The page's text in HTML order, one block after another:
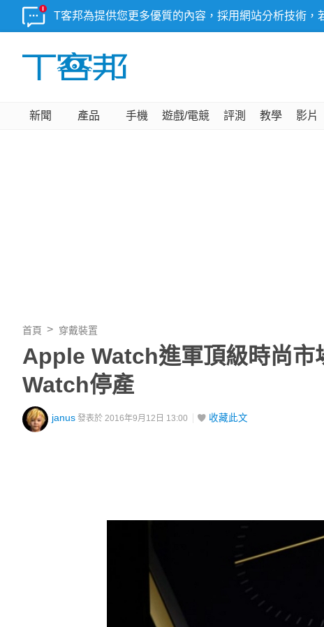
T客邦為提供您更多優質的內容，採用網站分析技術
新聞 產品 手機 遊戲/電競 評測 教學 影片
首頁 穿戴裝置
Apple Watch進軍頂級時尚
Watch停產
janus 發表於 2016年9月12日 13:00 收藏此文